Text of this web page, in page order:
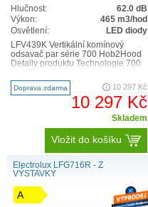
Hlučnost:
62.0 dB
Výkon:
465 m3/hod
Osvětlení:
LED diody
LFV439K Vertikální komínový
odsavač par série 700 Hob2Hood
Detaily produktu Technologie 700
nastavení odsavače par..
Doprava zdarma 10 297 Kč
10 297 Kč
Skladem
Vložit do košíku
Electrolux LFG716R - Z
VÝSTAVKY
A